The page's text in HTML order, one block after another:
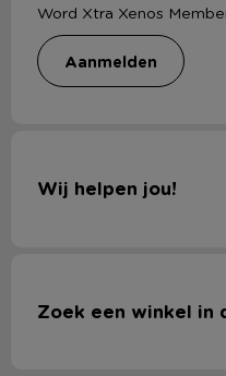
Word Xtra Xenos
aanmelden
Wij helpen jou!
Zoek een winkel in